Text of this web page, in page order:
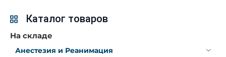
Каталог товаров
На складе
Анестезия и Реанимация